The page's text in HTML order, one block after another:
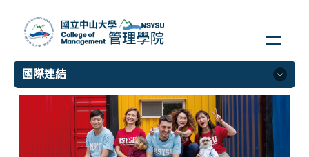
要
國際連結